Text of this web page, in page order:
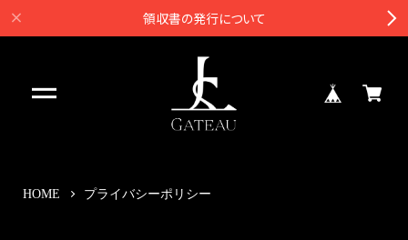
領収書の発行について
HOME プライバシーポリシー